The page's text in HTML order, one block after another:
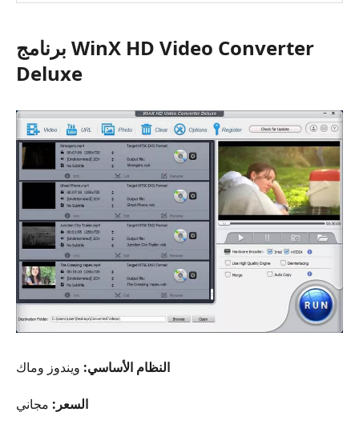
برنامج WinX HD Video Converter
Deluxe
النظام الأساسي: ويندوز وماك
السعر: مجاني